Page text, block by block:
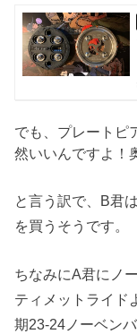
でも、プレートピ
然いいんですよ！
と言う訳で、B君
を買うそうです。
ちなみにA君にノ
ティメットライド
期23-24ノーベン